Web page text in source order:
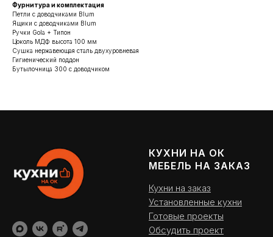
Фурнитура и комплектация
Петли с доводчиками Blum
Ящики с доводчиками Blum
Ручки Gola + Типон
Цоколь МДФ высота 100 мм
Сушка нержавеющая сталь двухуровневая
Гигиенический поддон
Бутылочница 300 с доводчиком
КУХНИ НА ОК
МЕБЕЛЬ НА ЗАКАЗ
Кухни на заказ
Установленные кухни
Готовые проекты
Обсудить проект